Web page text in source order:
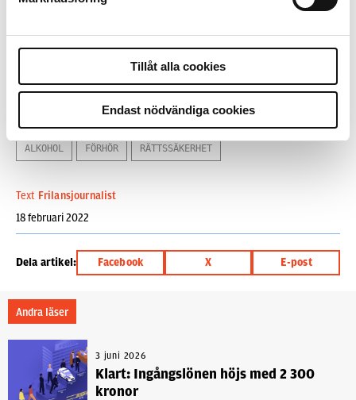
Tillåt alla cookies
Endast nödvändiga cookies
som möjligt.
Frilansjournalist
ALKOHOL FÖRHÖR RÄTTSSÄKERHET
Text Frilansjournalist
18 februari 2022
Dela artikel: Facebook X E-post
Andra läser
3 juni 2026
Klart: Ingångslönen höjs med 2 300
kronor